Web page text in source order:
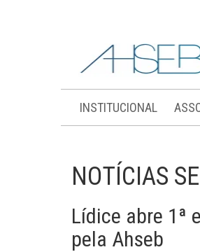
INSTITUCIONAL
NOTÍCIAS
Lídice abre 1ª
pela Ahseb